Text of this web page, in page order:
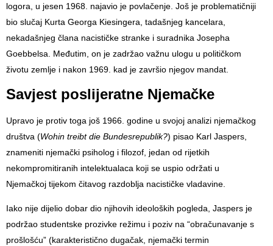
logora, u jesen 1968. najavio je povlačenje. Još je problematičniji
bio slučaj Kurta Georga Kiesingera , tadašnjeg kancelara,
nekadašnjeg člana nacističke stranke i suradnika Josepha
Goebbelsa . Međutim, on je zadržao važnu ulogu u političkom
životu zemlje i nakon 1969. kad je završio njegov mandat.
Savjest poslijeratne Njemačke
Upravo je protiv toga još 1966. godine u svojoj analizi njemačkog
društva (Wohin treibt die Bundesrepublik?) pisao Karl Jaspers
znameniti njemački psiholog i filozof, jedan od rijetkih
nekompromitiranih intelektualaca koji se uspio održati u
Njemačkoj tijekom čitavog razdoblja nacističke vladavine.
Iako nije dijelio dobar dio njihovih ideoloških pogleda, Jaspers je
podržao studentske prozivke režimu i poziv na “obračunavanje s
prošlošću” (karakteristično dugačak, njemački termin